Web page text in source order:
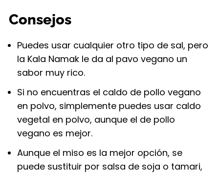
Consejos
Puedes usar cualquier otro tipo de sal, pero
la Kala Namak le da al pavo vegano un
sabor muy rico.
Si no encuentras el caldo de pollo vegano
en polvo, simplemente puedes usar caldo
vegetal en polvo, aunque el de pollo
vegano es mejor.
Aunque el miso es la mejor opción, se
puede sustituir por salsa de soja o tamari,